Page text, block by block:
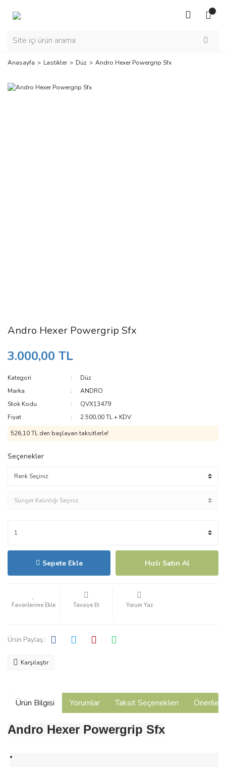
Anasayfa Lastikler Düz Andro Hexer Powergrip Sfx
Andro Hexer Powergrip Sfx
3.000,00 TL
Kategori
Düz
Marka
ANDRO
Stok Kodu
QVX13479
Fiyat
2.500,00 TL + KDV
526,10 TL den başlayan taksitlerle!
Seçenekler
Sepete Ekle Hızlı Satın Al
Tavsiye Et Yorum Yaz
Ürün Paylaş :
Karşılaştır
Ürün Bilgisi Yorumlar Taksit Seçenekleri
Andro Hexer Powergrip Sfx